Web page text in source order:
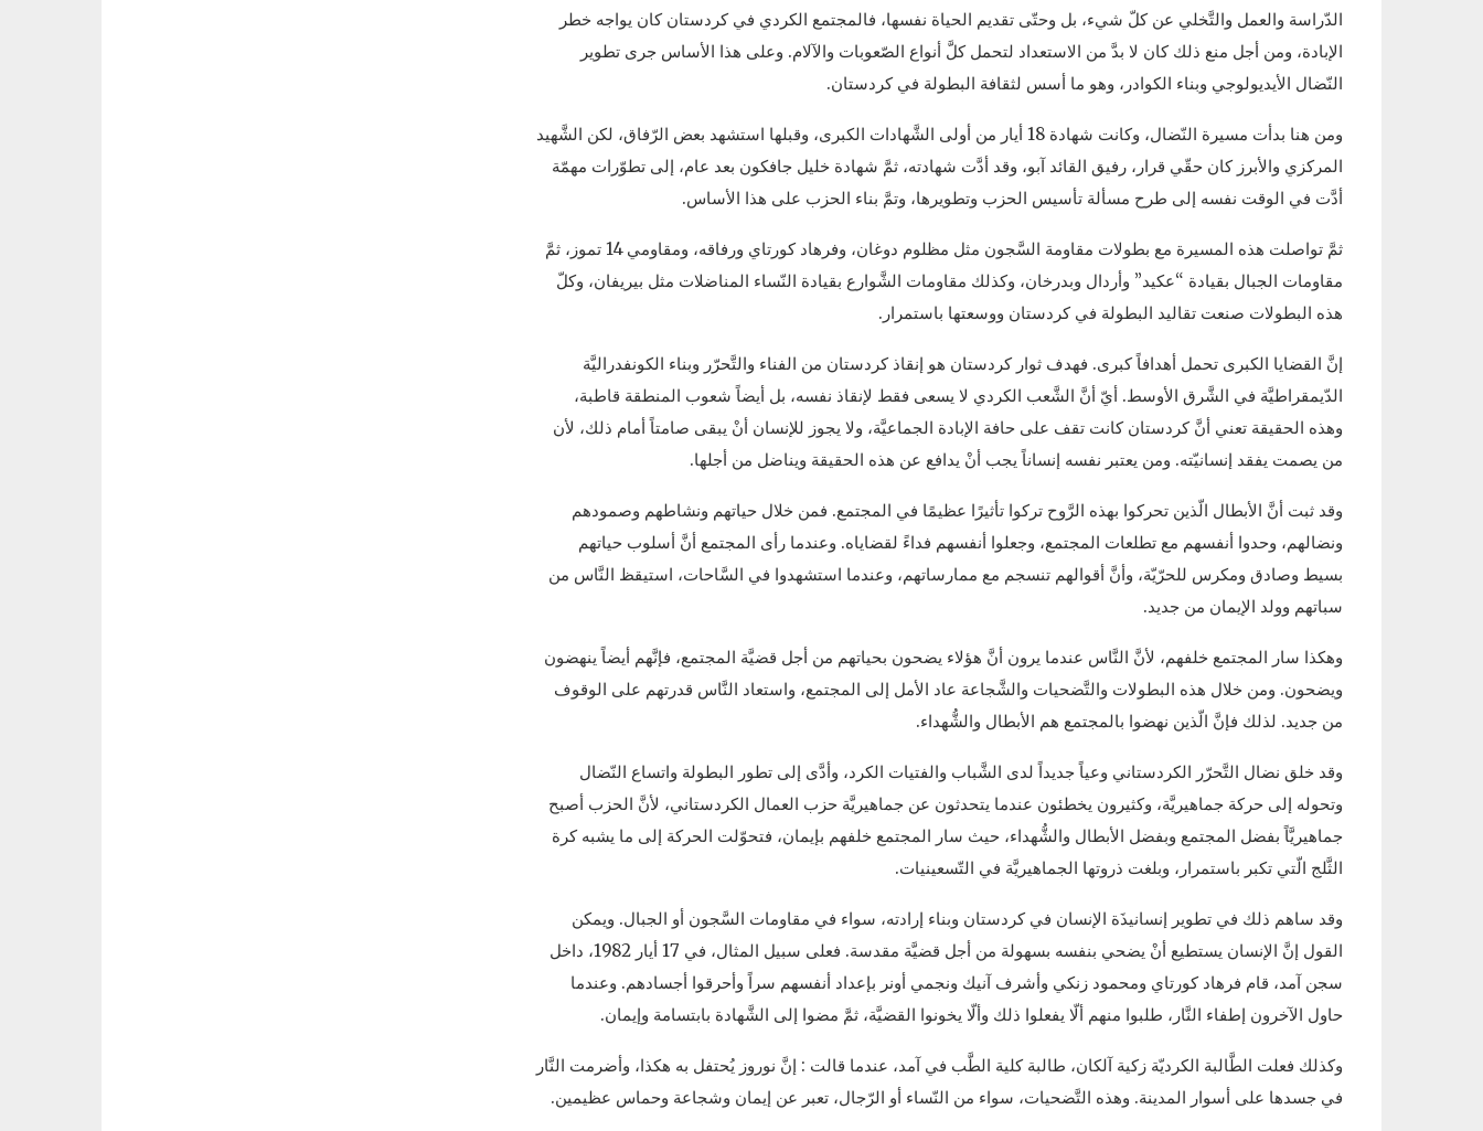
الدّراسة والعمل والتَّخلي عن كلّ شيء، بل وحتّى تقديم الحياة نفسها، فالمجتمع الكردي في كردستان كان يواجه خطر
الإبادة، ومن أجل منع ذلك كان لا بدَّ من الاستعداد لتحمل كلَّ أنواع الصّعوبات والآلام. وعلى هذا الأساس جرى تطوير
النّضال الأيديولوجي وبناء الكوادر، وهو ما أسس لثقافة البطولة في كردستان.
ومن هنا بدأت مسيرة النّضال، وكانت شهادة 18 أيار من أولى الشَّهادات الكبرى، وقبلها استشهد بعض الرّفاق، لكن الشَّهيد
المركزي والأبرز كان حقّي قرار، رفيق القائد آبو، وقد أدَّت شهادته، ثمَّ شهادة خليل جافكون بعد عام، إلى تطوّرات مهمّة
أدَّت في الوقت نفسه إلى طرح مسألة تأسيس الحزب وتطويرها، وتمَّ بناء الحزب على هذا الأساس.
ثمَّ تواصلت هذه المسيرة مع بطولات مقاومة السَّجون مثل مظلوم دوغان، وفرهاد كورتاي ورفاقه، ومقاومي 14 تموز، ثمَّ
مقاومات الجبال بقيادة “عكيد” وأردال وبدرخان، وكذلك مقاومات الشَّوارع بقيادة النّساء المناضلات مثل بيريفان، وكلّ
هذه البطولات صنعت تقاليد البطولة في كردستان ووسعتها باستمرار.
إنَّ القضايا الكبرى تحمل أهدافاً كبرى. فهدف ثوار كردستان هو إنقاذ كردستان من الفناء والتَّحرّر وبناء الكونفدراليَّة
الدّيمقراطيَّة في الشَّرق الأوسط. أيّ أنَّ الشَّعب الكردي لا يسعى فقط لإنقاذ نفسه، بل أيضاً شعوب المنطقة قاطبة،
وهذه الحقيقة تعني أنَّ كردستان كانت تقف على حافة الإبادة الجماعيَّة، ولا يجوز للإنسان أنْ يبقى صامتاً أمام ذلك، لأن
من يصمت يفقد إنسانيّته. ومن يعتبر نفسه إنساناً يجب أنْ يدافع عن هذه الحقيقة ويناضل من أجلها.
وقد ثبت أنَّ الأبطال الّذين تحركوا بهذه الرَّوح تركوا تأثيرًا عظيمًا في المجتمع. فمن خلال حياتهم ونشاطهم وصمودهم
ونضالهم، وحدوا أنفسهم مع تطلعات المجتمع، وجعلوا أنفسهم فداءً لقضاياه. وعندما رأى المجتمع أنَّ أسلوب حياتهم
بسيط وصادق ومكرس للحرّيّة، وأنَّ أقوالهم تنسجم مع ممارساتهم، وعندما استشهدوا في السَّاحات، استيقظ النَّاس من
سباتهم وولد الإيمان من جديد.
وهكذا سار المجتمع خلفهم، لأنَّ النَّاس عندما يرون أنَّ هؤلاء يضحون بحياتهم من أجل قضيَّة المجتمع، فإنَّهم أيضاً ينهضون
ويضحون. ومن خلال هذه البطولات والتَّضحيات والشَّجاعة عاد الأمل إلى المجتمع، واستعاد النَّاس قدرتهم على الوقوف
من جديد. لذلك فإنَّ الّذين نهضوا بالمجتمع هم الأبطال والشُّهداء.
وقد خلق نضال التَّحرّر الكردستاني وعياً جديداً لدى الشَّباب والفتيات الكرد، وأدَّى إلى تطور البطولة واتساع النّضال
وتحوله إلى حركة جماهيريَّة، وكثيرون يخطئون عندما يتحدثون عن جماهيريَّة حزب العمال الكردستاني، لأنَّ الحزب أصبح
جماهيريَّاً بفضل المجتمع وبفضل الأبطال والشُّهداء، حيث سار المجتمع خلفهم بإيمان، فتحوّلت الحركة إلى ما يشبه كرة
الثَّلج الّتي تكبر باستمرار، وبلغت ذروتها الجماهيريَّة في التّسعينيات.
وقد ساهم ذلك في تطوير إنسانيذَة الإنسان في كردستان وبناء إرادته، سواء في مقاومات السَّجون أو الجبال. ويمكن
القول إنَّ الإنسان يستطيع أنْ يضحي بنفسه بسهولة من أجل قضيَّة مقدسة. فعلى سبيل المثال، في 17 أيار 1982، داخل
سجن آمد، قام فرهاد كورتاي ومحمود زنكي وأشرف آنيك ونجمي أونر بإعداد أنفسهم سراً وأحرقوا أجسادهم. وعندما
حاول الآخرون إطفاء النَّار، طلبوا منهم ألّا يفعلوا ذلك وألّا يخونوا القضيَّة، ثمَّ مضوا إلى الشَّهادة بابتسامة وإيمان.
وكذلك فعلت الطَّالبة الكرديّة زكية آلكان، طالبة كلية الطَّب في آمد، عندما قالت : إنَّ نوروز يُحتفل به هكذا، وأضرمت النَّار
في جسدها على أسوار المدينة. وهذه التَّضحيات، سواء من النّساء أو الرّجال، تعبر عن إيمان وشجاعة وحماس عظيمين.